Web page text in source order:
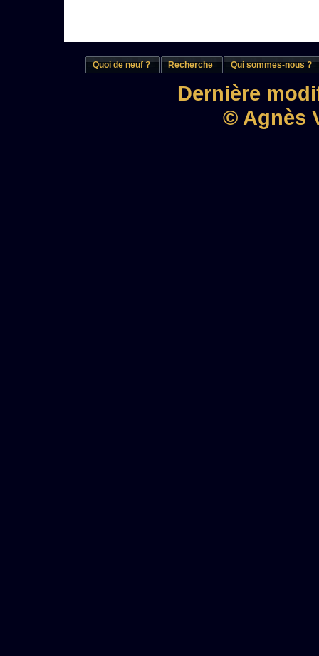
Quoi de neuf ? Recherche Qui sommes-nous ?
Dernière
© Agnès